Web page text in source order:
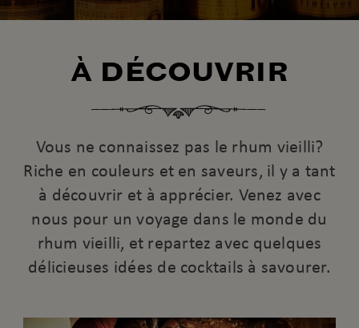
À DÉCOUVRIR
Vous ne connaissez pas le rhum vieilli?
Riche en couleurs et en saveurs, il y a tant
à découvrir et à apprécier. Venez avec
nous pour un voyage dans le monde du
rhum vieilli, et repartez avec quelques
délicieuses idées de cocktails à savourer.